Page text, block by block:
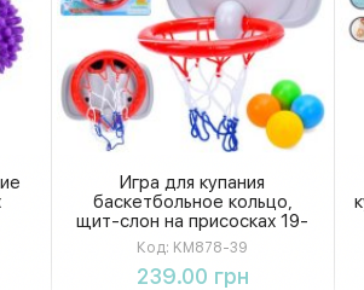
Игра для купания
баскетбольное кольцо,
щит-слон на присосках 19-
15см, шарики 4 штуки
KM878-39
Код: KM878-39
239.00 грн
Купить